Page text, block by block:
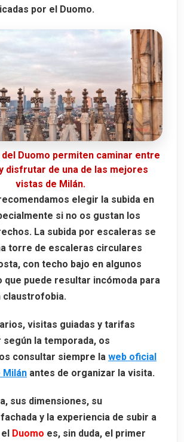
por el Duomo.
Duomo permiten caminar entre
disfrutar de una de las mejores
vistas de Milán.
elegir la subida en
si no os gustan los
La subida por escaleras se
torre de escaleras circulares
con techo bajo en algunos
que puede resultar incómoda para
claustrofobia.
visitas guiadas y tarifas
según la temporada, os
consultar siempre la web oficial
Milán antes de organizar la visita.
sus dimensiones, su
y la experiencia de subir a
Duomo es, sin duda, el primer